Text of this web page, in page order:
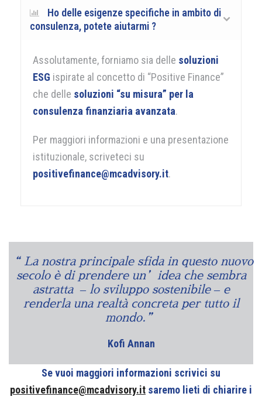
Ho delle esigenze specifiche in ambito di
consulenza, potete aiutarmi ?
Assolutamente, forniamo sia delle soluzioni
ESG ispirate al concetto di “Positive Finance”
che delle soluzioni “su misura” per la
consulenza finanziaria avanzata.
Per maggiori informazioni e una presentazione
istituzionale, scriveteci su
positivefinance@mcadvisory.it.
“ La nostra principale sfida in questo nuovo
secolo è di prendere un’idea che sembra
astratta – lo sviluppo sostenibile – e
renderla una realtà concreta per tutto il
mondo.”
Kofi Annan
Se vuoi maggiori informazioni scrivici su
positivefinance@mcadvisory.it saremo lieti di chiarire i